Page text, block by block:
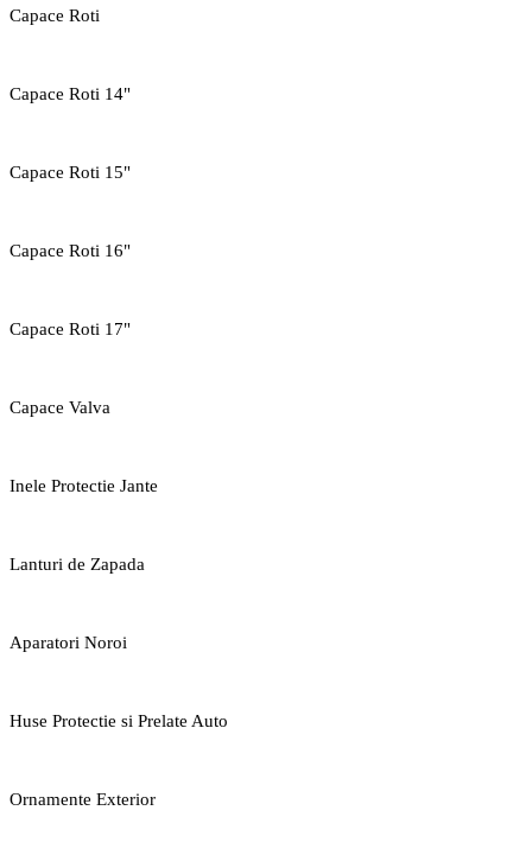
Capace Roti
Capace Roti 14"
Capace Roti 15"
Capace Roti 16"
Capace Roti 17"
Capace Valva
Inele Protectie Jante
Lanturi de Zapada
Aparatori Noroi
Huse Protectie si Prelate Auto
Ornamente Exterior